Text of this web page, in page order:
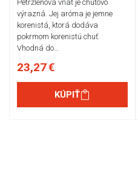
Petržlenová vňať je chuťovo
výrazná. Jej aróma je jemne
korenistá, ktorá dodáva
pokrmom korenistú chuť.
Vhodná do…
23,27 €
KÚPIŤ